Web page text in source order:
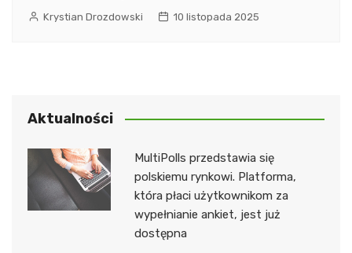
Krystian Drozdowski 10 listopada 2025
Aktualności
MultiPolls przedstawia się
polskiemu rynkowi. Platforma,
która płaci użytkownikom za
wypełnianie ankiet, jest już
dostępna